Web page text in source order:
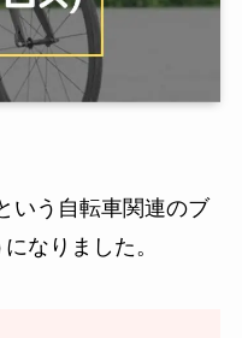
いう自転車関連のブ
なりました。